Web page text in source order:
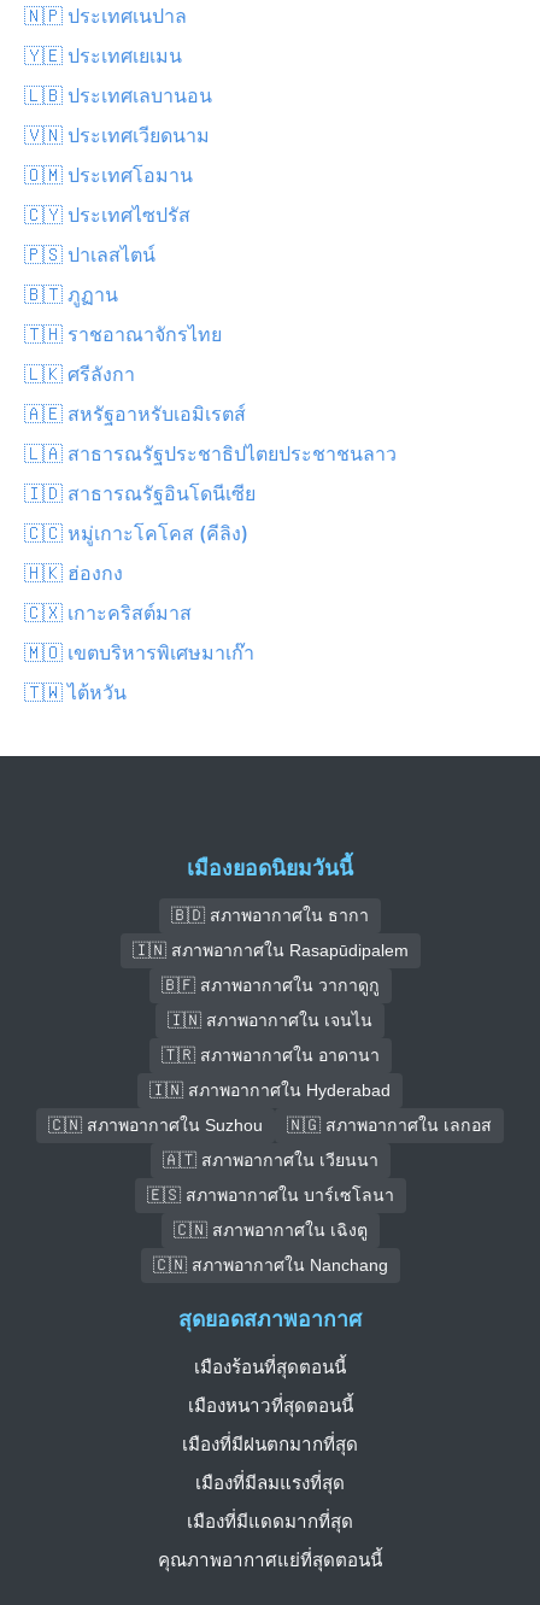
🇳🇵 ประเทศเนปาล
🇾🇪 ประเทศเยเมน
🇱🇧 ประเทศเลบานอน
🇻🇳 ประเทศเวียดนาม
🇴🇲 ประเทศโอมาน
🇨🇾 ประเทศไซปรัส
🇵🇸 ปาเลสไตน์
🇧🇹 ภูฏาน
🇹🇭 ราชอาณาจักรไทย
🇱🇰 ศรีลังกา
🇦🇪 สหรัฐอาหรับเอมิเรตส์
🇱🇦 สาธารณรัฐประชาธิปไตยประชาชนลาว
🇮🇩 สาธารณรัฐอินโดนีเซีย
🇨🇨 หมู่เกาะโคโคส (คีลิง)
🇭🇰 ฮ่องกง
🇨🇽 เกาะคริสต์มาส
🇲🇴 เขตบริหารพิเศษมาเก๊า
🇹🇼 ไต้หวัน
เมืองยอดนิยมวันนี้
🇧🇩 สภาพอากาศใน ธากา
🇮🇳 สภาพอากาศใน Rasapūdipalem
🇧🇫 สภาพอากาศใน วากาดูกู
🇮🇳 สภาพอากาศใน เจนไน
🇹🇷 สภาพอากาศใน อาดานา
🇮🇳 สภาพอากาศใน Hyderabad
🇨🇳 สภาพอากาศใน Suzhou
🇳🇬 สภาพอากาศใน เลกอส
🇦🇹 สภาพอากาศใน เวียนนา
🇪🇸 สภาพอากาศใน บาร์เซโลนา
🇨🇳 สภาพอากาศใน เฉิงตู
🇨🇳 สภาพอากาศใน Nanchang
สุดยอดสภาพอากาศ
เมืองร้อนที่สุดตอนนี้
เมืองหนาวที่สุดตอนนี้
เมืองที่มีฝนตกมากที่สุด
เมืองที่มีลมแรงที่สุด
เมืองที่มีแดดมากที่สุด
คุณภาพอากาศแย่ที่สุดตอนนี้